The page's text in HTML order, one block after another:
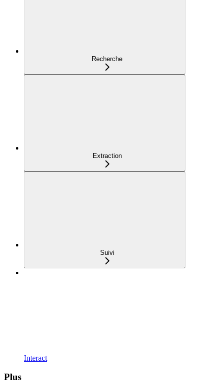
Recherche
Extraction
Suivi
Interact
Plus